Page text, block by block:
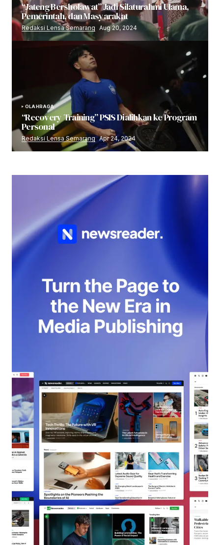
“Jateng Bersholawat” Jadi Silaturahmi Ulama,
Pemerintah, dan Masyarakat
Redaksi Lensa Semarang Aug 20, 2024
OLAHRAGA
“Recovery Training” PSIS Dialihkan ke Program
Personal
Redaksi Lensa Semarang Apr 24, 2024